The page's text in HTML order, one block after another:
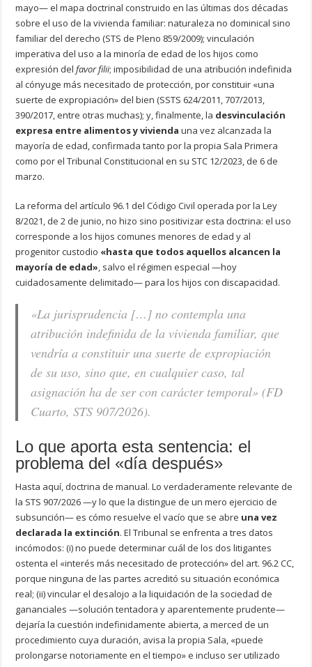
mayo— el mapa doctrinal construido en las últimas dos décadas
sobre el uso de la vivienda familiar: naturaleza no dominical sino
familiar del derecho (STS de Pleno 859/2009); vinculación
imperativa del uso a la minoría de edad de los hijos como
expresión delfavor filii; imposibilidad de una atribución indefinida
al cónyuge más necesitado de protección, por constituir «una
suerte de expropiación» del bien (SSTS 624/2011, 707/2013,
390/2017, entre otras muchas); y, finalmente, la desvinculación
expresa entre alimentos y vivienda una vez alcanzada la
mayoría de edad, confirmada tanto por la propia Sala Primera
como por el Tribunal Constitucional en su STC 12/2023, de 6 de
marzo.
La reforma del artículo 96.1 del Código Civil operada por la Ley
8/2021, de 2 de junio, no hizo sino positivizar esta doctrina: el uso
corresponde a los hijos comunes menores de edad y al
progenitor custodio «hasta que todos aquellos alcancen la
mayoría de edad» , salvo el régimen especial —hoy
cuidadosamente delimitado— para los hijos con discapacidad.
«La jurisprudencia […] no contempla una
atribución indefinida de la vivienda familiar, que
vendría a constituir una suerte de expropiación
de su uso, sino que, en cualquier caso, tal
asignación ha de ser con carácter temporal» (FD
Cuarto, STS 907/2026).
Lo que aporta esta sentencia: el
problema del «día después»
Hasta aquí, doctrina de manual. Lo verdaderamente relevante de
la STS 907/2026 —y lo que la distingue de un mero ejercicio de
subsunción— es cómo resuelve el vacío que se abre una vez
declarada la extinción. El Tribunal se enfrenta a tres datos
incómodos: (i) no puede determinar cuál de los dos litigantes
ostenta el «interés más necesitado de protección» del art. 96.2 CC,
porque ninguna de las partes acreditó su situación económica
real; (ii) vincular el desalojo a la liquidación de la sociedad de
gananciales —solución tentadora y aparentemente prudente—
dejaría la cuestión indefinidamente abierta, a merced de un
procedimiento cuya duración, avisa la propia Sala, «puede
prolongarse notoriamente en el tiempo» e incluso ser utilizado